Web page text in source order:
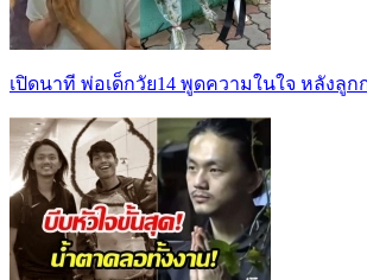
เปิดนาที พ่อเด็กวัย14 พูดความในใจ หลังลูก